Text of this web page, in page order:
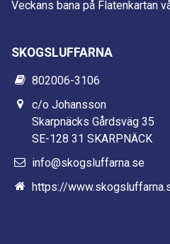
Veckans bana på Flatenkartan
SKOGSLUFFARNA
802006-3106
c/o Johansson
Skarpnäcks Gårdsväg 35
SE-128 31 SKARPNÄCK
info@skogsluffarna.se
https://